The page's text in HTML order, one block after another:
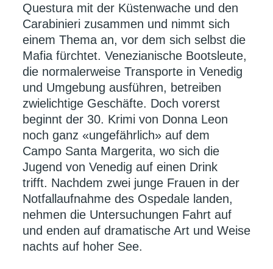
Questura mit der Küstenwache und den
Carabinieri zusammen und nimmt sich
einem Thema an, vor dem sich selbst die
Mafia fürchtet. Venezianische Bootsleute,
die normalerweise Transporte in Venedig
und Umgebung ausführen, betreiben
zwielichtige Geschäfte. Doch vorerst
beginnt der 30. Krimi von Donna Leon
noch ganz «ungefährlich» auf dem
Campo Santa Margerita, wo sich die
Jugend von Venedig auf einen Drink
trifft. Nachdem zwei junge Frauen in der
Notfallaufnahme des Ospedale landen,
nehmen die Untersuchungen Fahrt auf
und enden auf dramatische Art und Weise
nachts auf hoher See.